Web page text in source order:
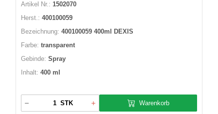
Artikel Nr.: 1502070
Herst.: 400100059
Bezeichnung: 400100059 400ml DEXIS
Farbe: transparent
Gebinde: Spray
Inhalt: 400 ml
STK Warenkorb